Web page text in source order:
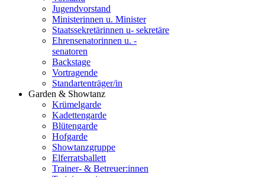
Jugendvorstand
Ministerinnen u. Minister
Staatssekretärinnen u- sekretäre
Ehrensenatorinnen u. -
senatoren
Backstage
Vortragende
Standartenträger/in
Garden & Showtanz
Krümelgarde
Kadettengarde
Blütengarde
Hofgarde
Showtanzgruppe
Elferratsballett
Trainer- & Betreuer:innen